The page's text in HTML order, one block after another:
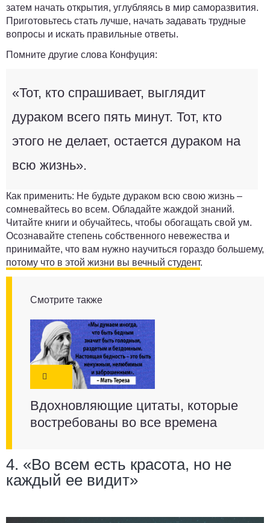
затем начать открытия, углубляясь в мир саморазвития.
Приготовьтесь стать лучше, начать задавать трудные
вопросы и искать правильные ответы.
Помните другие слова Конфуция:
«Тот, кто спрашивает, выглядит
дураком всего пять минут. Тот, кто
этого не делает, остается дураком на
всю жизнь».
Как применить: Не будьте дураком всю свою жизнь –
сомневайтесь во всем. Обладайте жаждой знаний.
Читайте книги и обучайтесь, чтобы обогащать свой ум.
Осознавайте степень собственного невежества и
принимайте, что вам нужно научиться гораздо большему,
потому что в этой жизни вы вечный студент.
Смотрите также
Вдохновляющие цитаты, которые
востребованы во все времена
4. «Во всем есть красота, но не
каждый ее видит»